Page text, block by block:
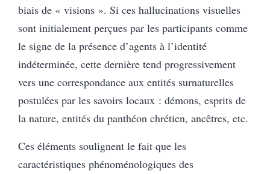
biais de « visions ». Si ces hallucinations visuelles
sont initialement perçues par les participants comme
le signe de la présence d’agents à l’identité
indéterminée, cette dernière tend progressivement
vers une correspondance aux entités surnaturelles
postulées par les savoirs locaux : démons, esprits de
la nature, entités du panthéon chrétien, ancêtres, etc.
Ces éléments soulignent le fait que les
caractéristiques phénoménologiques des